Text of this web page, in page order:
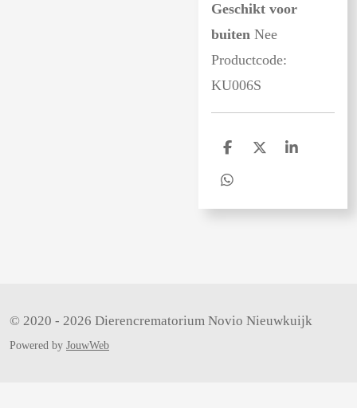
Geschikt voor
buiten Nee
Productcode:
KU006S
D
l
n
D
S
e
D
© 2020 - 2026 Dierencrematorium Novio Nieuwkuijk
Powered by JouwWeb